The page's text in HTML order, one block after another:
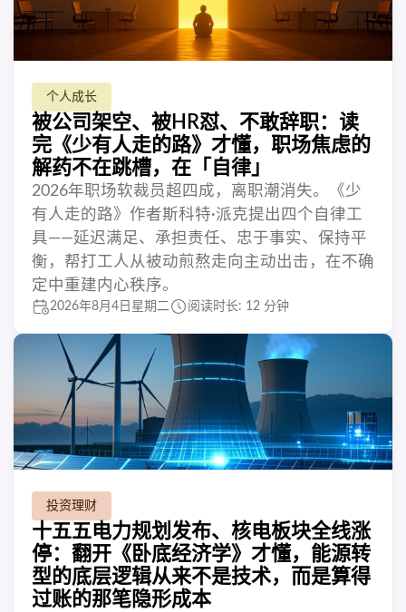
个人成长
被公司架空、被HR怼、不敢辞职：读
完《少有人走的路》才懂，职场焦虑的
解药不在跳槽，在「自律」
2026年职场软裁员超四成，离职潮消失。《少
有人走的路》作者斯科特·派克提出四个自律工
具——延迟满足、承担责任、忠于事实、保持平
衡，帮打工人从被动煎熬走向主动出击，在不确
定中重建内心秩序。
2026年8月4日星期二 阅读时长: 12 分钟
投资理财
十五五电力规划发布、核电板块全线涨
停：翻开《卧底经济学》才懂，能源转
型的底层逻辑从来不是技术，而是算得
过账的那笔隐形成本